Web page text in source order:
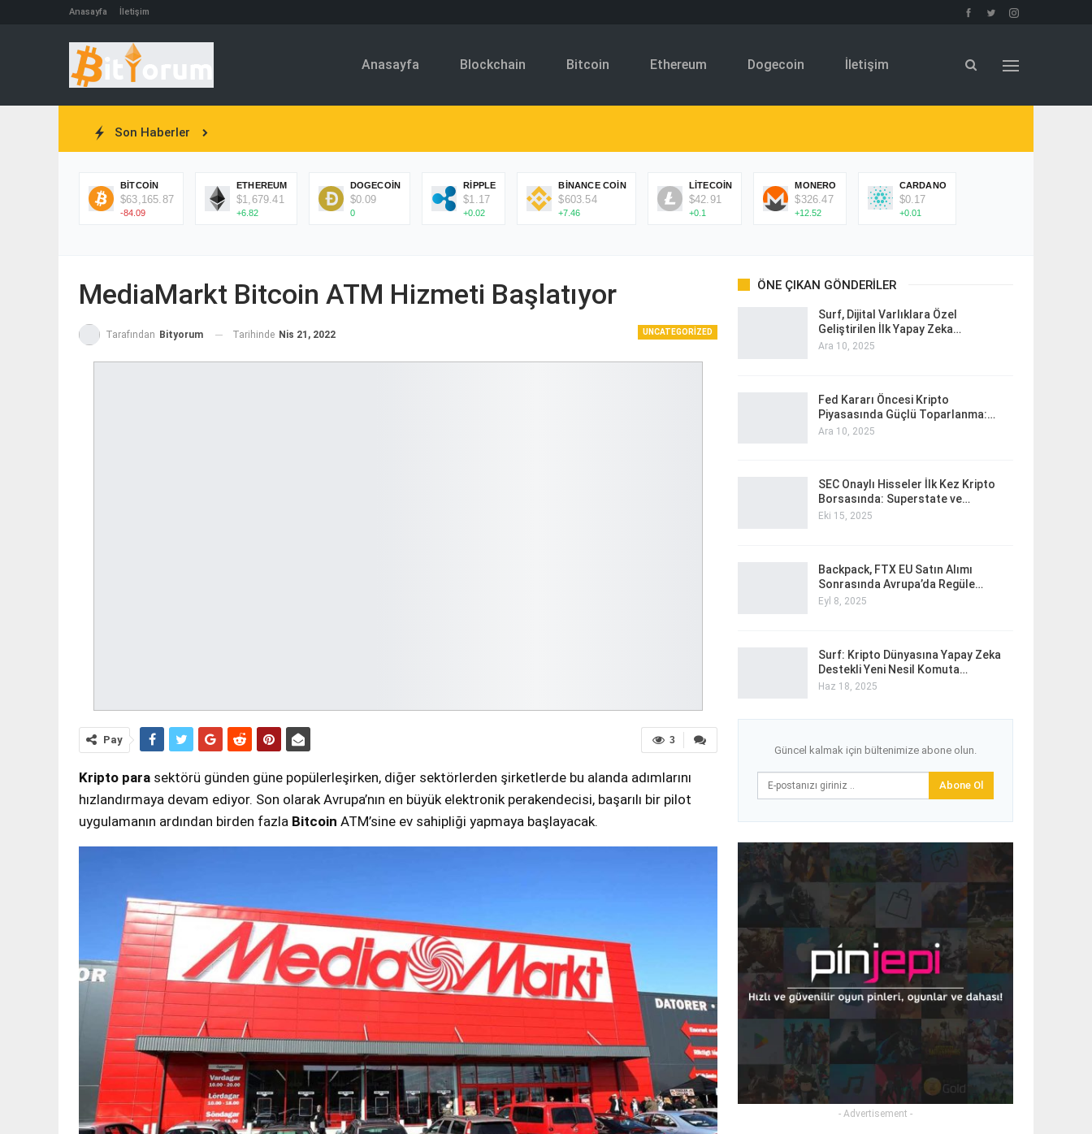
Anasayfa İletişim
Anasayfa Blockchain Bitcoin Ethereum Dogecoin İletişim
Son Haberler
BITCOIN
$63,165.87
-84.09
ETHEREUM
$1,679.41
+6.82
DOGECOIN
$0.09
0
RIPPLE
$1.17
+0.02
BINANCE COIN
$603.54
+7.46
LITECOIN
$42.91
+0.1
MONERO
$326.47
+12.52
CARDANO
$0.17
+0.01
MediaMarkt Bitcoin ATM Hizmeti Başlatıyor
UNCATEGORIZED
Tarafından Bityorum Tarihinde Nis 21, 2022
3
Pay
Kripto para sektörü günden güne popülerleşirken, diğer sektörlerden şirketlerde bu alanda adımlarını
hızlandırmaya devam ediyor. Son olarak Avrupa’nın en büyük elektronik perakendecisi, başarılı bir pilot
uygulamanın ardından birden fazla Bitcoin ATM’sine ev sahipliği yapmaya başlayacak.
ÖNE ÇIKAN GÖNDERILER
Surf, Dijital Varlıklara Özel
Geliştirilen İlk Yapay Zeka…
Ara 10, 2025
Fed Kararı Öncesi Kripto
Piyasasında Güçlü Toparlanma:…
Ara 10, 2025
SEC Onaylı Hisseler İlk Kez Kripto
Borsasında: Superstate ve…
Eki 15, 2025
Backpack, FTX EU Satın Alımı
Sonrasında Avrupa’da Regüle…
Eyl 8, 2025
Surf: Kripto Dünyasına Yapay Zeka
Destekli Yeni Nesil Komuta…
Haz 18, 2025
Güncel kalmak için bültenimize abone olun.
Abone Ol
- Advertisement -